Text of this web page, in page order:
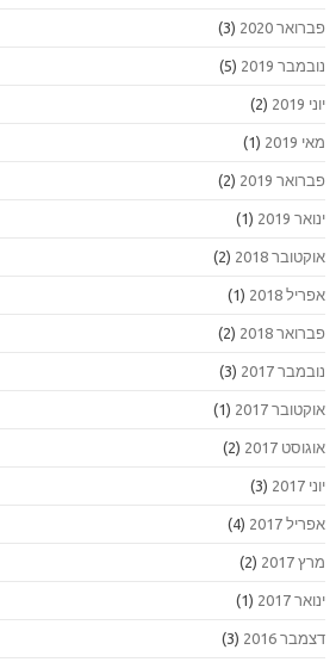
פברואר 2020 (3)
נובמבר 2019 (5)
יוני 2019 (2)
מאי 2019 (1)
פברואר 2019 (2)
ינואר 2019 (1)
אוקטובר 2018 (2)
אפריל 2018 (1)
פברואר 2018 (2)
נובמבר 2017 (3)
אוקטובר 2017 (1)
אוגוסט 2017 (2)
יוני 2017 (3)
אפריל 2017 (4)
מרץ 2017 (2)
ינואר 2017 (1)
דצמבר 2016 (3)